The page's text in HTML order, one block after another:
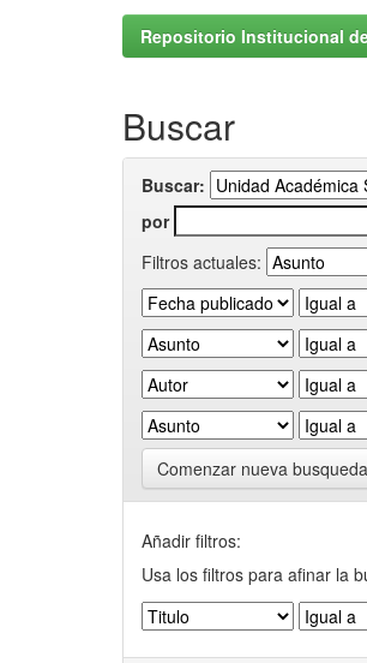
Repositorio Institucional
Buscar
Buscar:
por
Filtros actuales:
Comenzar nueva busqueda
Añadir filtros:
Usa los filtros para afinar la